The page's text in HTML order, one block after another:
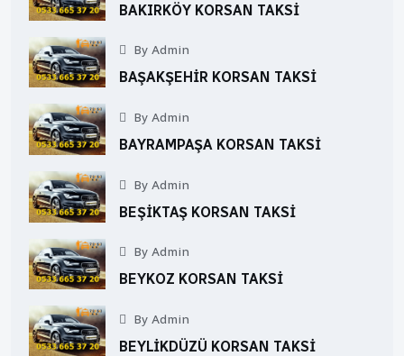
BAKIRKÖY KORSAN TAKSI
By Admin
BAŞAKŞEHIR KORSAN TAKSI
By Admin
BAYRAMPAŞA KORSAN TAKSI
By Admin
BEŞIKTAŞ KORSAN TAKSI
By Admin
BEYKOZ KORSAN TAKSI
By Admin
BEYLIKDÜZÜ KORSAN TAKSI